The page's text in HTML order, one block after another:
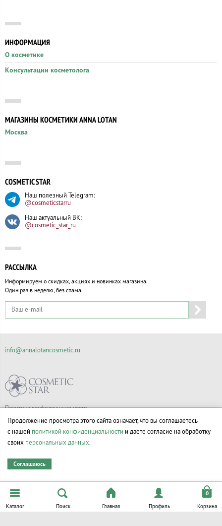
ИНФОРМАЦИЯ
О косметике
Консультации косметолога
МАГАЗИНЫ КОСМЕТИКИ ANNA LOTAN
Москва
COSMETIC STAR
Наш полезный Telegram:
@cosmeticstarru
Наш актуальный ВК:
@cosmetic_star_ru
РАССЫЛКА
Информируем о скидках, акциях и новинках магазина.
Один раз в неделю, без спама.
Политика конфиденциальности
Правила продажи товаров
Согласие на обработку персональных данных
info@annalotancosmetic.ru
© Все права на товарные знаки принадлежат их законным владельцам.
Каталог Поиск Главная Профиль Корзина
Продолжение просмотра этого сайта означает, что вы соглашаетесь
с нашей политикой конфиденциальности и даете согласие на обработку
своих персональных данных.
Соглашаюсь